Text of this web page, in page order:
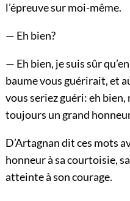
l’épreuve sur moi-même.
— Eh bien?
— Eh bien, je suis sûr
baume vous guérirait, et
vous seriez guéri: eh
toujours un grand
D’Artagnan dit ces mots
honneur à sa courtoisie,
atteinte à son courage.